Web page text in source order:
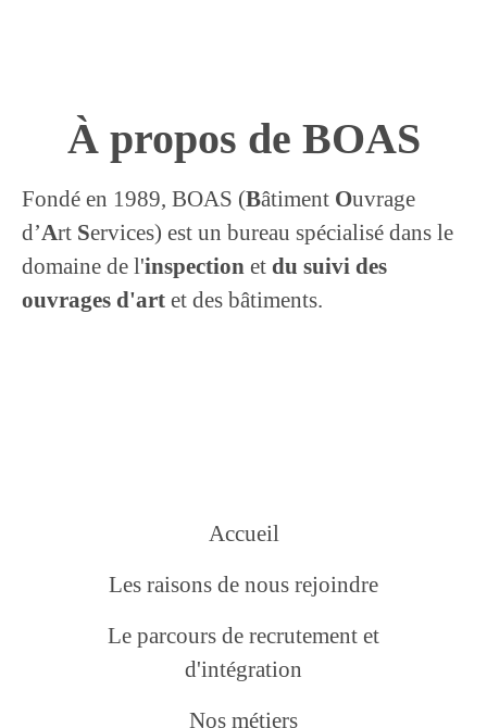
À propos de BOAS
Fondé en 1989, BOAS (Bâtiment Ouvrage
d’Art Services) est un bureau spécialisé dans le
domaine de l'inspection et du suivi des
ouvrages d'art et des bâtiments.
Accueil
Les raisons de nous rejoindre
Le parcours de recrutement et
d'intégration
Nos métiers